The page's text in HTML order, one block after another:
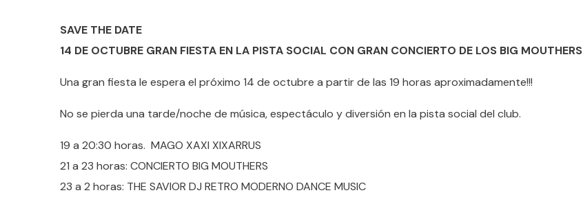
SAVE THE DATE
14 DE OCTUBRE GRAN FIESTA EN LA PISTA SOCIAL CON GRAN CONCIERTO DE LOS BIG MOUTHERS
Una gran fiesta le espera el próximo 14 de octubre a partir de las 19 horas aproximadamente!!!
No se pierda una tarde/noche de música, espectáculo y diversión en la pista social del club.
19 a 20:30 horas. MAGO XAXI XIXARRUS
21 a 23 horas: CONCIERTO BIG MOUTHERS
23 a 2 horas: THE SAVIOR DJ RETRO MODERNO DANCE MUSIC